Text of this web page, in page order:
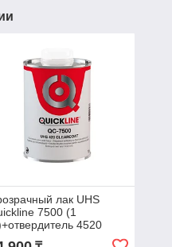
лак UHS
7500 (1
4520